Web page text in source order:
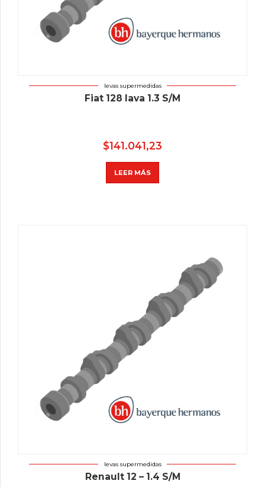
levas supermedidas
Fiat 128 Iava 1.3 S/M
$141.041,23
LEER MÁS
levas supermedidas
Renault 12 – 1.4 S/M